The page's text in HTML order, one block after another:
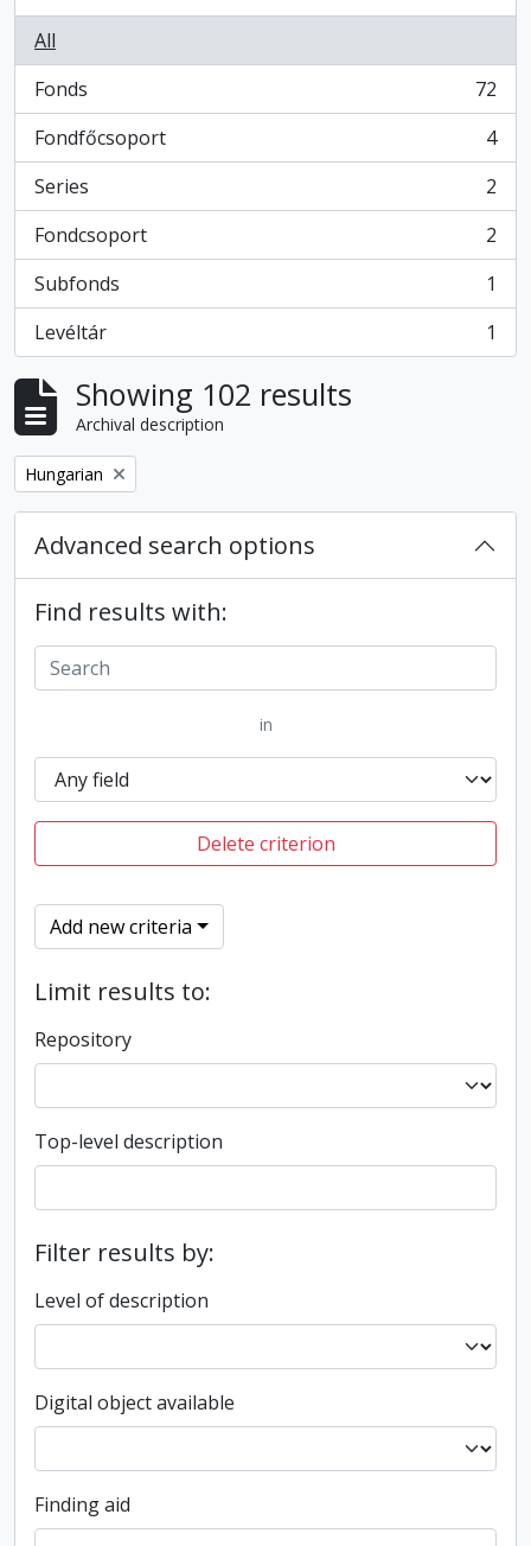
All
Fonds
, 72 results
72
Fondfőcsoport
, 4 results
4
Series
, 2 results
2
Fondcsoport
, 2 results
2
Subfonds
, 1 results
1
Levéltár
, 1 results 1
Showing 102 results
Archival description
Remove filter:
Hungarian
Advanced search options
Find results with:
in
Delete criterion
Add new criteria
Limit results to:
Repository
Top-level description
Filter results by:
Level of description
Digital object available
Finding aid